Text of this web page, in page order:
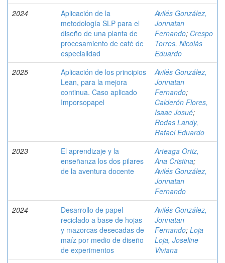
2024
Aplicación de la
metodología SLP para el
diseño de una planta de
procesamiento de café de
especialidad
Avilés González,
Jonnatan
Fernando; Crespo
Torres, Nicolás
Eduardo
2025
Aplicación de los principios
Lean, para la mejora
continua. Caso aplicado
Imporsopapel
Avilés González,
Jonnatan
Fernando;
Calderón Flores,
Isaac Josué;
Rodas Landy,
Rafael Eduardo
2023
El aprendizaje y la
enseñanza los dos pilares
de la aventura docente
Arteaga Ortiz,
Ana Cristina;
Avilés González,
Jonnatan
Fernando
2024
Desarrollo de papel
reciclado a base de hojas
y mazorcas desecadas de
maíz por medio de diseño
de experimentos
Avilés González,
Jonnatan
Fernando; Loja
Loja, Joseline
Viviana